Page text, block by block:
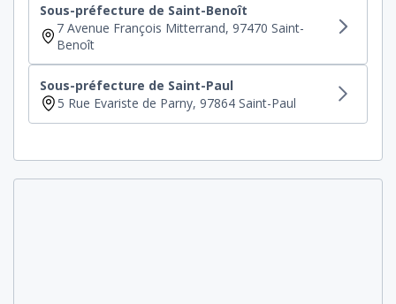
Sous-préfecture de Saint-Benoît
7 Avenue François Mitterrand, 97470 Saint-
Benoît
Sous-préfecture de Saint-Paul
5 Rue Evariste de Parny, 97864 Saint-Paul